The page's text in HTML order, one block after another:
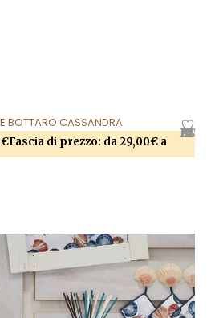
AGGIUNGI ALLA LISTA DEI DESIDERI
BOTTARO CASSANDRA
€Fascia di prezzo: da 29,00€ a